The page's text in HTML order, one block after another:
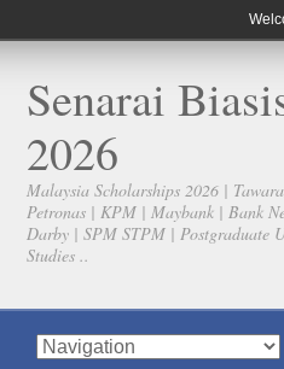
Senarai
2026
Malaysia Scholarships 2026 |
Petronas | KPM | Maybank | Bank
Darby | SPM STPM | Postgraduate
Studies ..